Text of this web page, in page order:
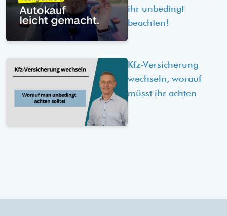
ihr unbedingt
beachten!
Kfz-Versicherung
wechseln, worauf
müsst ihr achten